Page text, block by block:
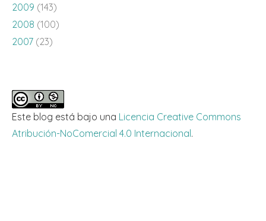
2009 (143)
2008 (100)
2007 (23)
Este blog está bajo una Licencia Creative Commons
Atribución-NoComercial 4.0 Internacional.